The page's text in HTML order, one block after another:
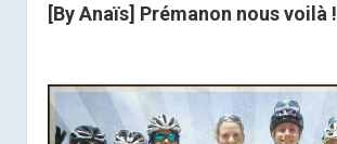
[By Anaïs] Prémanon nous voilà !